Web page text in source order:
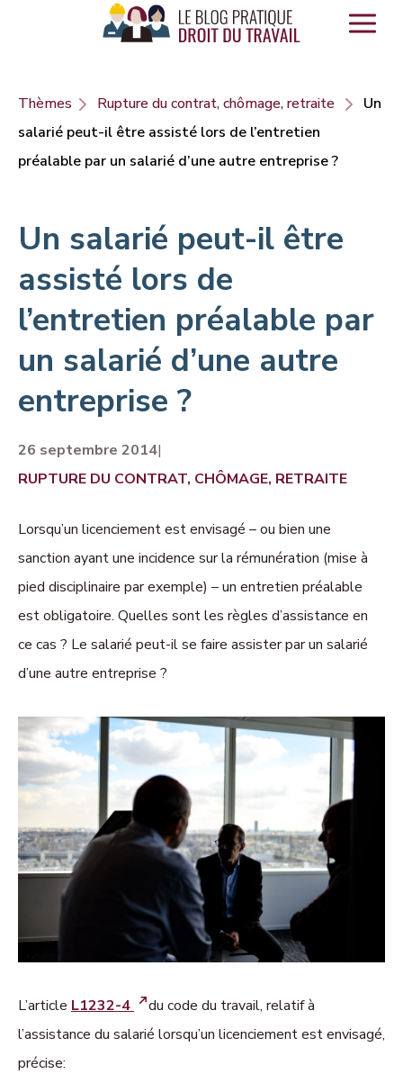
Panneau de gestion des cookies
Thèmes Rupture du contrat, chômage, retraite
Un
salarié peut-il être assisté lors de l’entretien
préalable par un salarié d’une autre entreprise ?
Un salarié peut-il être
assisté lors de
l’entretien préalable par
un salarié d’une autre
entreprise ?
26 septembre 2014|
RUPTURE DU CONTRAT, CHÔMAGE, RETRAITE
Lorsqu’un licenciement est envisagé – ou bien une
sanction ayant une incidence sur la rémunération (mise à
pied disciplinaire par exemple) – un entretien préalable
est obligatoire. Quelles sont les règles d’assistance en
ce cas ? Le salarié peut-il se faire assister par un salarié
d’une autre entreprise ?
L’article L1232-4
du code du travail, relatif à
l’assistance du salarié lorsqu’un licenciement est envisagé,
précise: